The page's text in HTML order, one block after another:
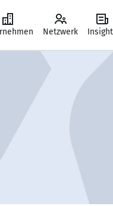
Netzwerk